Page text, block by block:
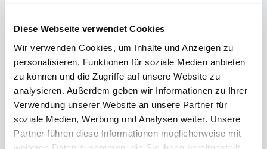
Diese Webseite verwendet Cookies
Wir verwenden Cookies, um Inhalte und Anzeigen zu
personalisieren, Funktionen für soziale Medien anbieten
zu können und die Zugriffe auf unsere Website zu
analysieren. Außerdem geben wir Informationen zu Ihrer
Verwendung unserer Website an unsere Partner für
soziale Medien, Werbung und Analysen weiter. Unsere
Partner führen diese Informationen möglicherweise mit
Lünen, Autohaus Schmidt GmbH & Co.
Kraftstoffverbrauch kombiniert: 7,4 l/100km
(WLTP) CO2-Emission: 0 g/km (NEFZ), 195
g/km (WLTP); CO2-Klasse: G